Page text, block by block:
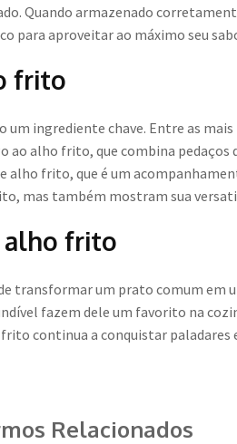
Quando armazenado
para aproveitar ao máximo seu
frito
ingrediente chave. Entre as
ao alho frito, que combina
alho frito, que é um
mas também mostram sua
alho frito
transformar um prato comum em
fazem dele um favorito na
continua a conquistar paladares
Relacionados